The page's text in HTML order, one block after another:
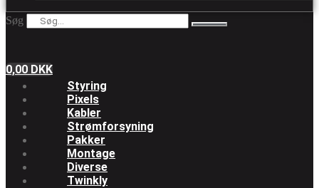
Søg
0,00 DKK
Styring
Pixels
Kabler
Strømforsyning
Pakker
Montage
Diverse
Twinkly